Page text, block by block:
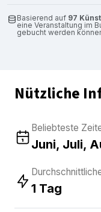
Basierend auf 97
eine Veranstaltung im
gebucht werden
Nützliche
Beliebteste
Juni, Juli,
1 Tag